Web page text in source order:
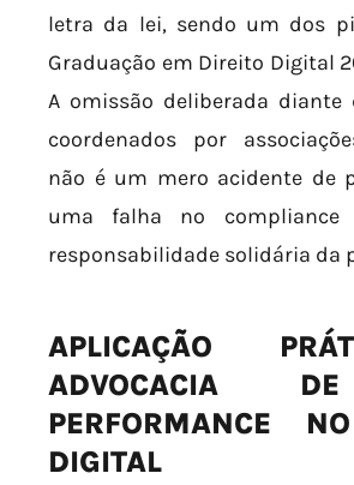
letra da lei, sendo um dos
Graduação em Direito Digital
A omissão deliberada diante
coordenados por
não é um mero acidente de
uma falha no
responsabilidade solidária da
APLICAÇÃO
ADVOCACIA
PERFORMANCE
DIGITAL